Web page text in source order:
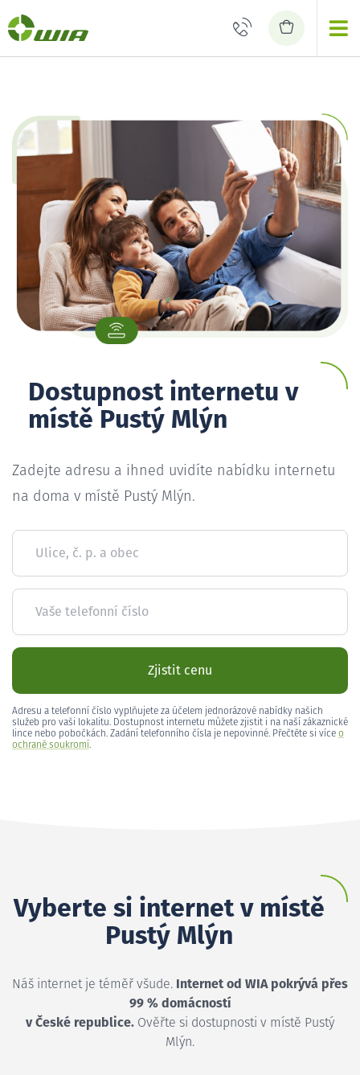
Dostupnost internetu v
místě Pustý Mlýn
Zadejte adresu a ihned uvidíte nabídku internetu
na doma v místě Pustý Mlýn.
Ulice, č. p. a obec
Vaše telefonní číslo
Zjistit cenu
Adresu a telefonní číslo vyplňujete za účelem jednorázové nabídky našich
služeb pro vaši lokalitu. Dostupnost internetu můžete zjistit i na naší zákaznické
lince nebo pobočkách. Zadání telefonního čísla je nepovinné. Přečtěte si více o
ochraně soukromí.
Vyberte si internet v místě
Pustý Mlýn
Náš internet je téměř všude. Internet od WIA pokrývá přes
99 % domácností
v České republice. Ověřte si dostupnosti v místě Pustý
Mlýn.